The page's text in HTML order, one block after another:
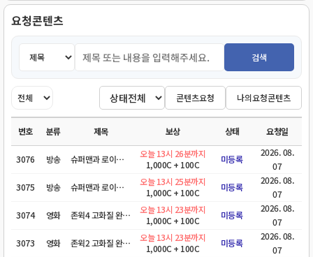
요청콘텐츠
검색
콘텐츠요청 나의요청콘텐츠
번호 분류 제목 보상 상태 요청일
3076 방송 슈퍼맨과 로이즈 시즌3 고화질 완벽자막 노제휴 부탁해요
오늘 13시 26분까지
1,000C + 100C
미등록
2026. 08.
07
3075
방송 슈퍼맨과 로이즈 시즌2 고화질 완벽자막 노제휴 부탁해요
오늘 13시 25분까지
1,000C + 100C
미등록
2026. 08.
07
3074
영화 존윅4 고화질 완벽자막 노제휴 부탁해요
오늘 13시 23분까지
1,000C + 100C
미등록
2026. 08.
07
3073
영화 존윅2 고화질 완벽자막 노제휴 부탁해요
오늘 13시 23분까지
1,000C + 100C
미등록
2026. 08.
07